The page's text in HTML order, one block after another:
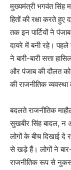
मुख्यमंत्री भगवंत सिंह
हितों की रक्षा करते
तक इन पार्टियों ने
दायरे में बनी रहे। पहले
ने बारी-बारी सत्ता
और पंजाब की दौलत
की राजनीतिक
बदलते राजनीतिक
सुखबीर सिंह बादल, न
लोगों के बीच दिखाई दे
से खड़े हैं। लोगों ने बार-
राजनीतिक रूप से